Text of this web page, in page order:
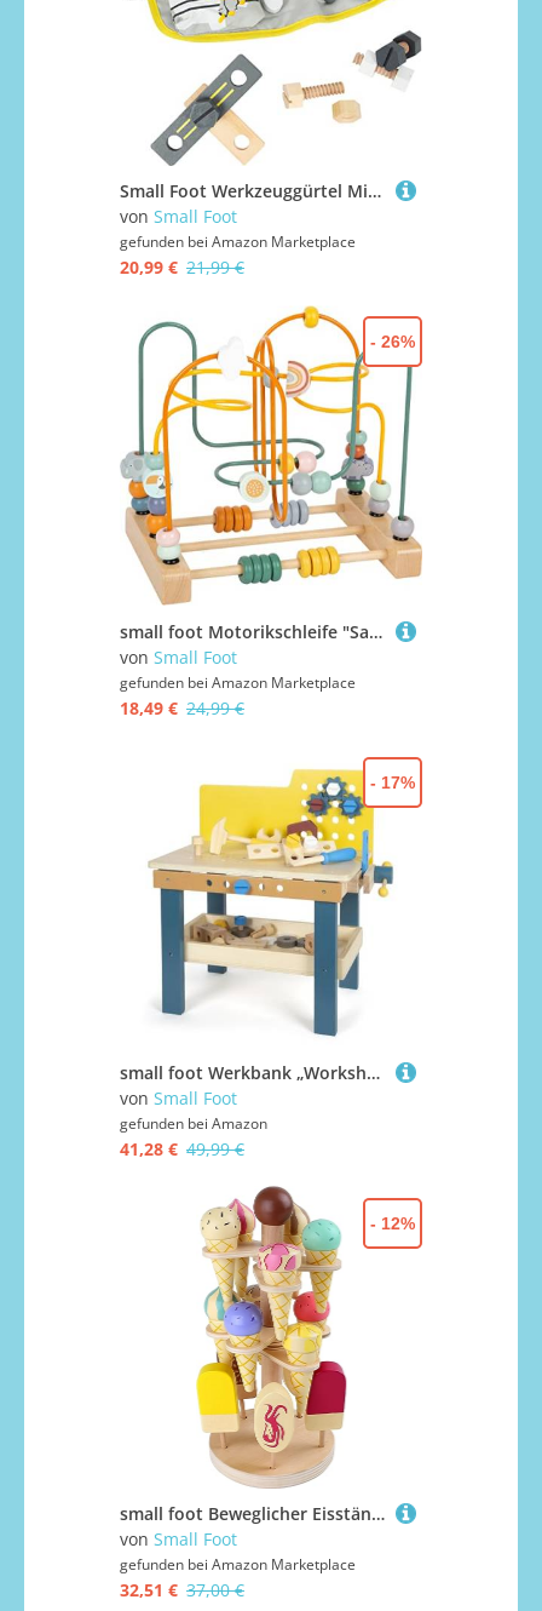
Small Foot Werkzeuggürtel Miniwob, verstellbar und mit Werkzeugen aus Holz, für Kinder ab 3 Jahren, 11807, Grau Gelb
von Small Foot
gefunden bei Amazon Marketplace
20,99 € 21,99 €
small foot Motorikschleife "Safari" aus Holz, Motorikspielzeug für Kinder, mit 3 Metallschleifen, ab 12 Monaten, 11956
von Small Foot
gefunden bei Amazon Marketplace
18,49 € 24,99 €
- 26%
small foot Werkbank „Workshop“, inklusive 4 Werkzeugen und umfangreichem Zubehör aus Holz, für Kinder ab 3 Jahren, 12558
von Small Foot
gefunden bei Amazon
41,28 € 49,99 €
- 17%
small foot Beweglicher Eisständer aus Holz, Zubehör für Kaufmannsladen und Kinderküche, ab 3 Jahren, 1248
von Small Foot
gefunden bei Amazon Marketplace
32,51 € 37,00 €
- 12%